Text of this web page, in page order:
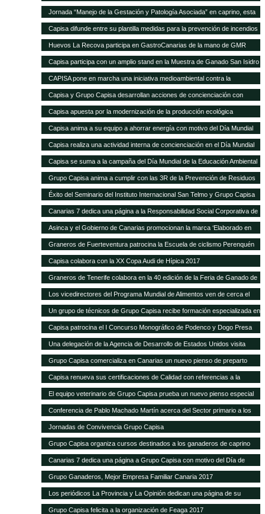
Palmas
Jornada “Manejo de la Gestación y Patología Asociada” en caprino, esta
tarde en el Aula Ganadera de Grupo Capisa
Capisa difunde entre su plantilla medidas para la prevención de incendios
Huevos La Recova participa en GastroCanarias de la mano de GMR
Capisa participa con un amplio stand en la Muestra de Ganado San Isidro
Labrador de Uga, en Lanzarote
CAPISA pone en marcha una iniciativa medioambiental contra la
contaminación acústica
Capisa y Grupo Capisa desarrollan acciones de concienciación con
motivo del Día Internacional del Agua
Capisa apuesta por la modernización de la producción ecológica
Capisa anima a su equipo a ahorrar energía con motivo del Día Mundial
de la Energía
Capisa realiza una actividad interna de concienciación en el Día Mundial
de la Educación Ambiental
Capisa se suma a la campaña del Día Mundial de la Educación Ambiental
Grupo Capisa anima a cumplir con las 3R de la Prevención de Residuos
Éxito del Seminario del Instituto Internacional San Telmo y Grupo Capisa
destinado al sector primario, la industria agroalimentaria y la distribución
Canarias 7 dedica una página a la Responsabilidad Social Corporativa de
Grupo Capisa
Asinca y el Gobierno de Canarias promocionan la marca ‘Elaborado en
Canarias’ con una campaña en la que participa Grupo Capisa
Graneros de Fuerteventura patrocina la Escuela de ciclismo Perenquén
Macebike
Capisa colabora con la XX Copa Audi de Hípica 2017
Graneros de Tenerife colabora en la 40 edición de la Feria de Ganado de
San Benito
Los vicedirectores del Programa Mundial de Alimentos ven de cerca el
trabajo de Silos Canarios
Un grupo de técnicos de Grupo Capisa recibe formación especializada en
la Complutense
Capisa patrocina el I Concurso Monográfico de Podenco y Dogo Presa
Canario de Santa Brígida
Una delegación de la Agencia de Desarrollo de Estados Unidos visita
Silos Canarios
Grupo Capisa comercializa en Canarias un nuevo pienso de preparto
para caprino y ovino
Capisa renueva sus certificaciones de Calidad con referencias a la
“evidente mejora continua”, según el auditor
El equipo veterinario de Grupo Capisa prueba un nuevo pienso especial
para ponedoras
Conferencia de Pablo Machado Martín acerca del Sector primario a los
alumnos de Hecansa
Jornadas de Convivencia Grupo Capisa
Grupo Capisa organiza cursos destinados a los ganaderos de caprino
Canarias 7 dedica una página a Grupo Capisa con motivo del Día de
Canarias
Grupo Ganaderos, Mejor Empresa Familiar Canaria 2017
Los periódicos La Provincia y La Opinión dedican una página de su
suplemento de Sector Primario a Grupo Capisa
Grupo Capisa felicita a la organización de Feaga 2017